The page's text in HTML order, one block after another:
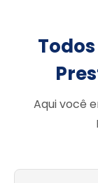
Aqui você